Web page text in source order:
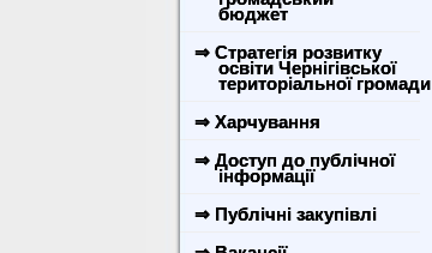
бюджет
⇒ Стратегія розвитку
освіти Чернігівської
територіальної громади
⇒ Харчування
⇒ Доступ до публічної
інформації
⇒ Публічні закупівлі